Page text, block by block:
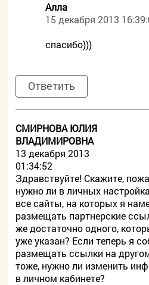
Алла
15 декабря 2013
спасибо)))
Ответить
СМИРНОВА ЮЛИЯ
ВЛАДИМИРОВНА
13 декабря 2013
01:34:52
Здравствуйте! Скажите,
нужно ли в личных
все сайты, на которых я
размещать партнерские
же достаточно одного,
уже указан? Если теперь я
размещать ссылки на
тоже, нужно ли изменить
в личном кабинете?